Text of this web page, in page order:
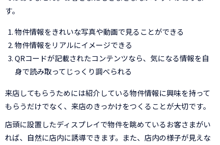
す。
物件情報をきれいな写真や動画で見ることができる
物件情報をリアルにイメージできる
QRコードが記載されたコンテンツなら、気になる情報を自
身で読み取ってじっくり調べられる
来店してもらうためには紹介している物件情報に興味を持って
もらうだけでなく、来店のきっかけをつくることが大切です。
店頭に設置したディスプレイで物件を眺めているお客さまがい
れば、自然に店内に誘導できます。また、店内の様子が見えな